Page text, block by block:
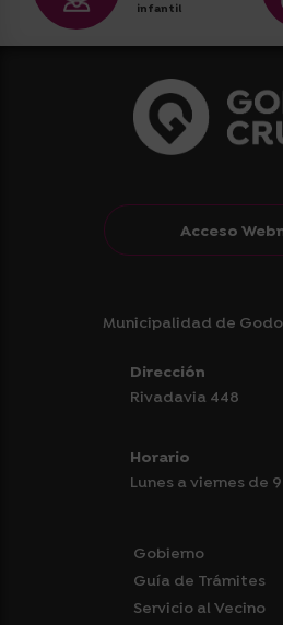
infantil
Acceso
Municipalidad de
Dirección
Rivadavia 448
Horario
Lunes a viernes de 9
Gobierno
Guía de Trámites
Servicio al Vecino